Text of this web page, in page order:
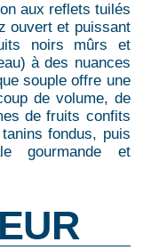
aux reflets tuilés
ouvert et puissant
noirs mûrs et
à des nuances
souple offre une
de volume, de
de fruits confits
fondus, puis
gourmande et